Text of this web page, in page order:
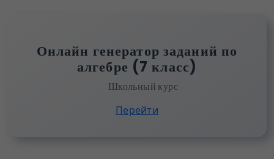
Онлайн генератор заданий по
алгебре (7 класс)
Школьный курс
Перейти